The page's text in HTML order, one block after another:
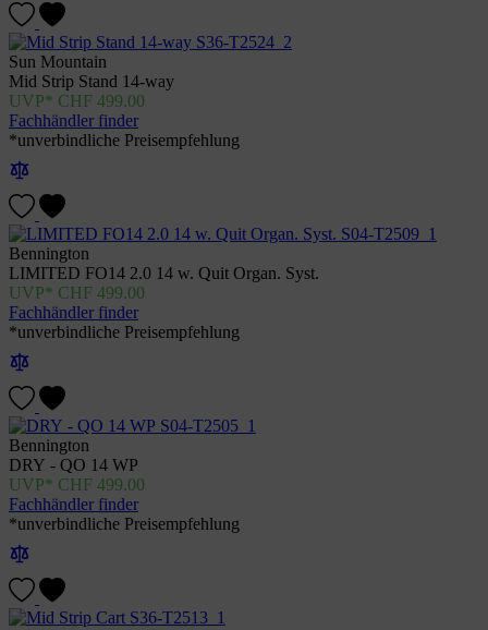
Sun Mountain
Mid Strip Stand 14-way
CHF 499.00
Fachhändler finder
*unverbindliche Preisempfehlung
Bennington
LIMITED FO14 2.0 14 w. Quit Organ. Syst.
CHF 499.00
Fachhändler finder
*unverbindliche Preisempfehlung
Bennington
DRY - QO 14 WP
CHF 499.00
Fachhändler finder
*unverbindliche Preisempfehlung